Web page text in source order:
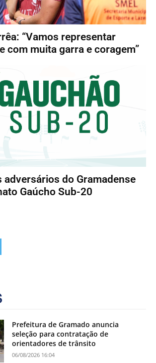
“Vamos representar
com muita garra e coragem”
adversários do Gramadense
Gaúcho Sub-20
Prefeitura de Gramado anuncia
seleção para contratação de
orientadores de trânsito
06/08/2026 16:04